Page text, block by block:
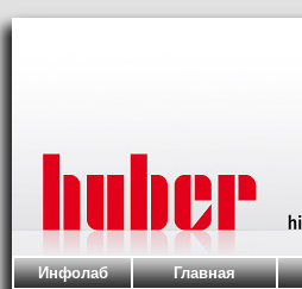
Инфолаб Главная